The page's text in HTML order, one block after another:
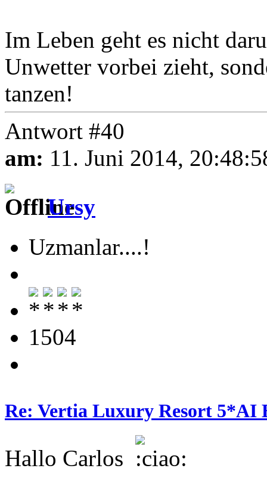
Im Leben geht es nicht
Unwetter vorbei zieht,
tanzen!
Antwort #40
am: 11. Juni 2014,
Ursy
Uzmanlar....!
1504
Re: Vertia Luxury Resort 5*AI
Hallo Carlos